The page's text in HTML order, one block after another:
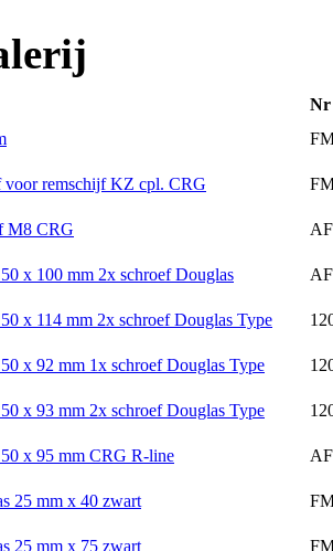
Nr
remschijf KZ cpl. CRG
M8 CRG
x 100 mm 2x schroef Douglas
x 114 mm 2x schroef Douglas Type
x 92 mm 1x schroef Douglas Type
x 93 mm 2x schroef Douglas Type
x 95 mm CRG R-line
25 mm x 40 zwart
25 mm x 75 zwart